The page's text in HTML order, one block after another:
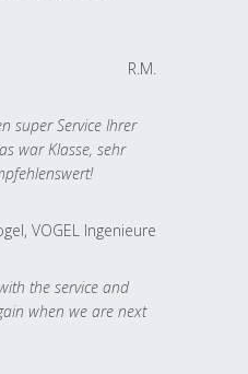
R.M.
super Service Ihrer
war Klasse, sehr
VOGEL Ingenieure
the service and
when we are next